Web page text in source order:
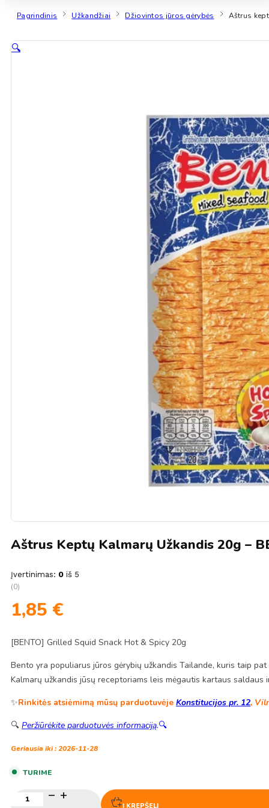
Pagrindinis Užkandžiai Džiovintos jūros gėrybės Aštrus
🔍
Aštrus Keptų Kalmarų Užkandis 20g –
Įvertinimas: 0 iš 5
(0)
1,85 €
[BENTO] Grilled Squid Snack Hot & Spicy 20g
Bento yra populiarus jūros gėrybių užkandis Tailande, kuris taip
Kalmarų užkandis jūsų receptoriams leis mėgautis kartaus
✨Rinkitės atsiėmimą mūsų parduotuvėje Konstitucijos pr. 12,
🔍 Peržiūrėkite parduotuvės informaciją.🔍
Geriausia iki : 2026-11-28
TURIME
kiekis:
Į KREPŠELĮ